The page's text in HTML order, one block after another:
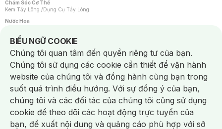
Chăm Sóc Cơ Thể
Kem Tẩy Lông /Dụng Cụ Tẩy Lông
Nước Hoa
Nước Hoa Nữ
Chăm Sóc Cá Nhân
Chống Muỗi /Khẩu Trang /Máy Massage/Mặt Nạ Xông Hơi /Nước Rửa Tay/
Sản Phẩm Chăm Sóc Khác /Bàn Chải Đánh Răng /Bàn Chải Điện/
Hỗ Trợ Trắng Răng/Kem Đánh Răng /Máy Tăm Nước/ Nước Súc Miệng/
Tăm / Chỉ Nha Khoa/ Xịt Thơm Miệng / Dung Dịch Vệ Sinh/Dưỡng Vùng Kín/
Khăn Ướt Vệ Sinh Vùng Kín/Băng Vệ Sinh/Tampon/Bọt Cạo Râu /Dao Cạo Râu/
Máy Cạo Râu
Vấn Đề Về Da
Da Dầu / Lỗ Chân Lông To/ Da Khô / Mất Nước/ Da Lão Hóa/ Da Mụn/
Da Nhạy Cảm / Kích Ứng
Da Xỉn Màu Thâm / Nám / Tàn Nhang
Quầng Thâm & Bọng Mắt /Sẹo /Viêm Da Cơ Địa
Dụng Cụ / Phụ Kiện Chăm Sóc Da
BIỂU NGỮ COOKIE
Notice about cookies usage
Chúng tôi quan tâm đến quyền riêng tư của bạn.
Chúng tôi sử dụng các cookie cần thiết để vận hành
website của chúng tôi và đồng hành cùng bạn trong
suốt quá trình điều hướng. Với sự đồng ý của bạn,
chúng tôi và các đối tác của chúng tôi cũng sử dụng
cookie để theo dõi các hoạt động trực tuyến của
bạn, đề xuất nội dung và quảng cáo phù hợp với sở